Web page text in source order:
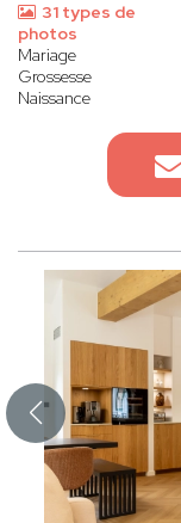
31 types de
photos
Mariage
Grossesse
Naissance